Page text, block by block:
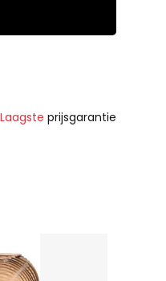
Laagste prijsgarantie